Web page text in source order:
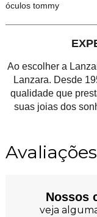
óculos tommy
Ao escolher a
Lanzara. Desde
qualidade que
suas joias dos
Nossos
veja